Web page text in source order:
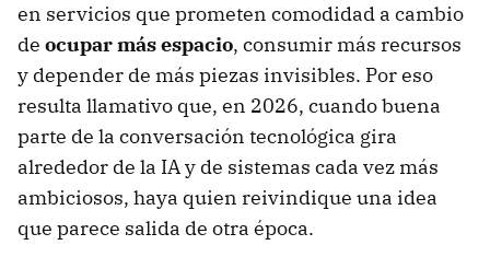
en servicios que prometen comodidad a cambio
de ocupar más espacio, consumir más recursos
y depender de más piezas invisibles. Por eso
resulta llamativo que, en 2026, cuando buena
parte de la conversación tecnológica gira
alrededor de la IA y de sistemas cada vez más
ambiciosos, haya quien reivindique una idea
que parece salida de otra época.